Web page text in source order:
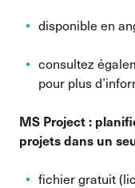
disponible en
consultez
pour plus
MS Project :
projets dans un
fichier gratuit